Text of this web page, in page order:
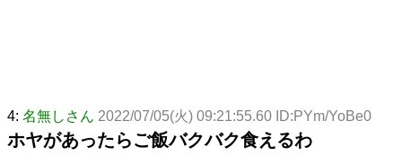
4: 名無しさん 2022/07/05(火) 09:21:55.60 ID:PYm/YoBe0
ホヤがあったらご飯バクバク食えるわ